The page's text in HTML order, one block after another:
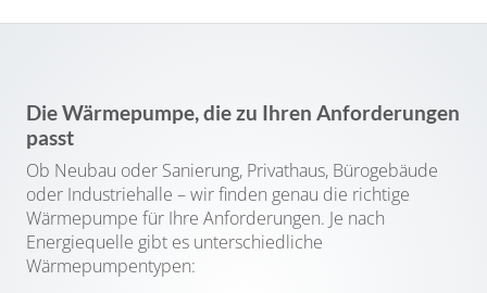
Die Wärmepumpe, die zu Ihren Anforderungen
passt
Ob Neubau oder Sanierung, Privathaus, Bürogebäude
oder Industriehalle – wir finden genau die richtige
Wärmepumpe für Ihre Anforderungen. Je nach
Energiequelle gibt es unterschiedliche
Wärmepumpentypen: